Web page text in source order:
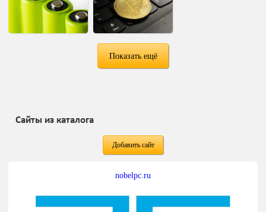
Показать ещё
Сайты из каталога
Добавить сайт
nobelpc.ru